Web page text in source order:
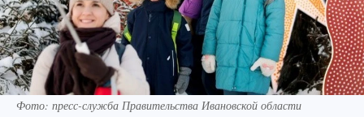
Фото: пресс-служба Правительства Ивановской области